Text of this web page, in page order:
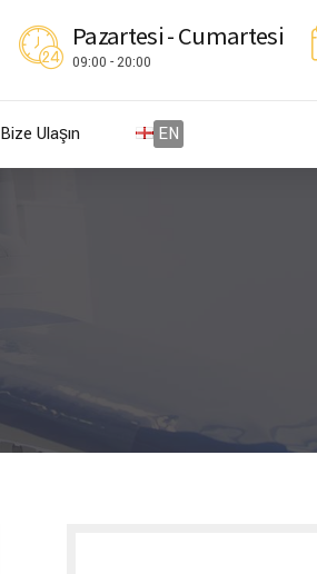
Pazartesi - Cumartesi
09:00 - 20:00
Bize Ulaşın
EN